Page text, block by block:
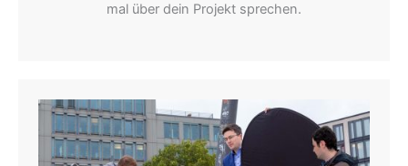
mal über dein Projekt sprechen.